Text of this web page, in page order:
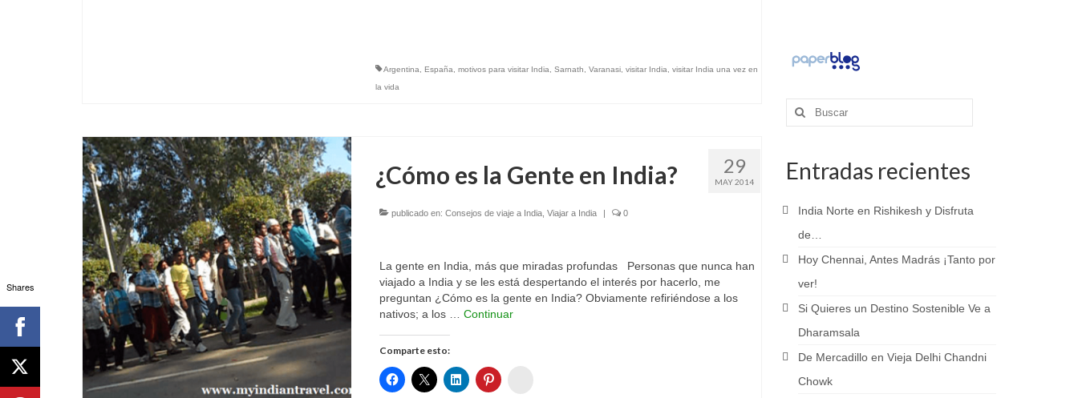
Argentina España motivos para visitar India Sarnath Varanasi, visitar India
visitar India una vez en
la vida
29
MAY 2014
¿Cómo es la Gente en India?
publicado en: Consejos de viaje a India, Viajar a India | 0
La gente en India, más que miradas profundas Personas que nunca han
viajado a India y se les está despertando el interés por hacerlo, me
preguntan ¿Cómo es la gente en India? Obviamente refiriéndose a los
nativos; a los … Continuar
Comparte esto:
Buscar
por:
Entradas recientes
India Norte en Rishikesh y Disfruta
de…
Hoy Chennai, Antes Madrás ¡Tanto por
ver!
Si Quieres un Destino Sostenible Ve a
Dharamsala
De Mercadillo en Vieja Delhi Chandni
Chowk
Shares